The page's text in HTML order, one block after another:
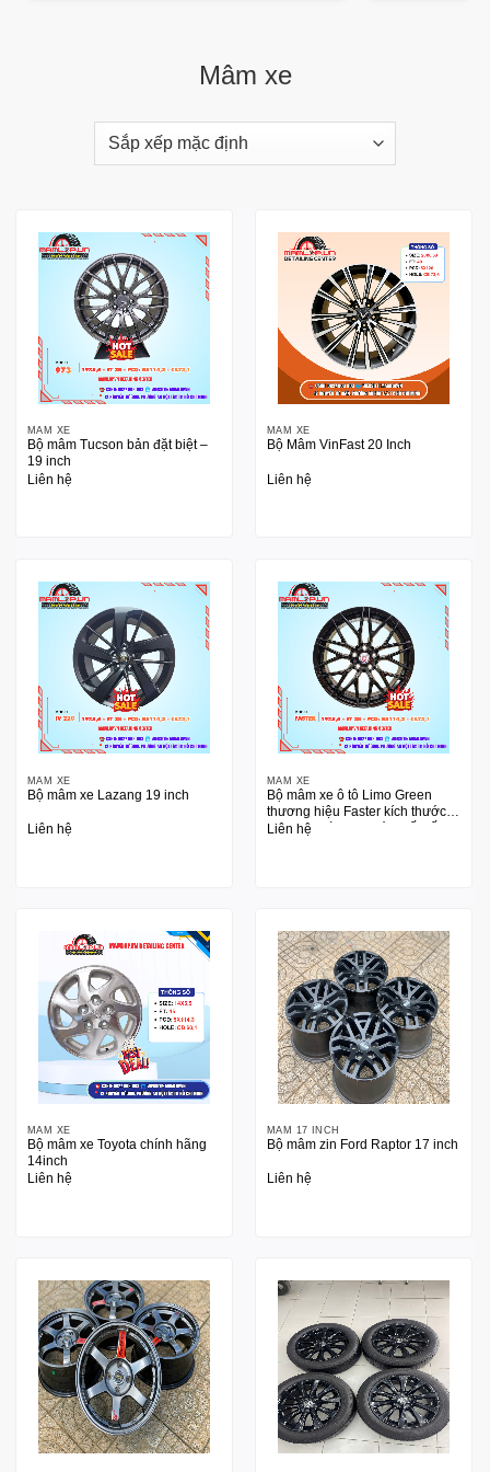
Mâm xe
MÂM XE
Bộ mâm Tucson bản đặt biệt –
19 inch
Liên hệ
MÂM XE
Bộ Mâm VinFast 20 Inch
Liên hệ
MÂM XE
Bộ mâm xe Lazang 19 inch
Liên hệ
MÂM XE
Bộ mâm xe ô tô Limo Green
thương hiệu Faster kích thước
19 inch, màu đen với thiết kế đa
Liên hệ
MÂM XE
Bộ mâm xe Toyota chính hãng
14inch
Liên hệ
MÂM 17 INCH
Bộ mâm zin Ford Raptor 17 inch
Liên hệ